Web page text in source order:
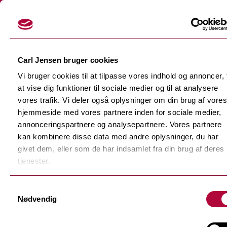
Carl Jensen bruger cookies
Vi bruger cookies til at tilpasse vores indhold og annoncer,
at vise dig funktioner til sociale medier og til at analysere
vores trafik. Vi deler også oplysninger om din brug af vores
hjemmeside med vores partnere inden for sociale medier,
annonceringspartnere og analysepartnere. Vores partnere
kan kombinere disse data med andre oplysninger, du har
givet dem, eller som de har indsamlet fra din brug af deres
tjenester.
Nødvendig
Skærefolier
Tilbage
Dekorationsfolier
Tilbage
Støbte dekorationsfolier
Monomere dekorationsfolie